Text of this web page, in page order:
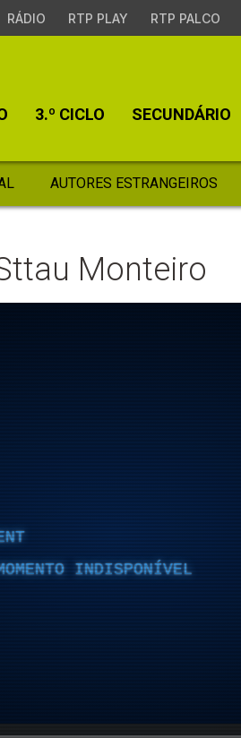
RÁDIO RTP PLAY RTP PALCO
3.º CICLO SECUNDÁRIO
AUTORES ESTRANGEIROS
Monteiro
INDISPONÍVEL